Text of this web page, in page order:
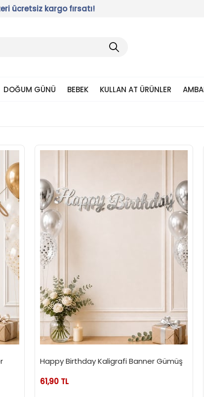
ücretsiz kargo fırsatı!
DOĞUM GÜNÜ BEBEK KULLAN AT ÜRÜNLER
Happy Birthday Kaligrafi Banner Gümüş
61,90 TL